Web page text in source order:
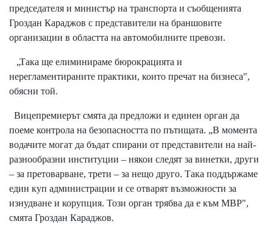
председателя и министър на транспорта и съобщенията
Гроздан Караджов с представители на браншовите
организации в областта на автомобилните превози.
„Така ще елиминираме бюрокрацията и
нерегламентираните практики, които пречат на бизнеса",
обясни той.
Вицепремиерът смята да предложи и единен орган да
поеме контрола на безопасността по пътищата. „В момента
водачите могат да бъдат спирани от представители на най-
разнообразни институции – някои следят за винетки, други
– за претоварване, трети – за нещо друго. Така поддържаме
един куп администрации и се отварят възможности за
изнудване и корупция. Този орган трябва да е към МВР",
смята Гроздан Караджов.